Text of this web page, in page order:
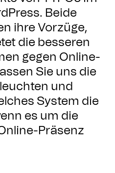
Beide
ihre Vorzüge,
die besseren
gegen Online-
Sie uns die
und
System die
es um die
Präsenz